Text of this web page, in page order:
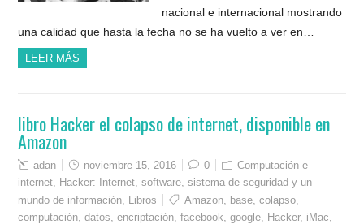
nacional e internacional mostrando
una calidad que hasta la fecha no se ha vuelto a ver en…
LEER MÁS
libro Hacker el colapso de internet, disponible en
Amazon
adan noviembre 15, 2016 0
Computación e
internet
Hacker: Internet, software, sistema de seguridad y un
mundo de información
Libros Amazon base ,colapso
computación ,datos ,encriptación ,facebook ,google Hacker, iMac